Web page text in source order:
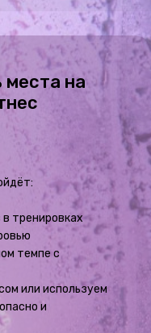
места на
в тренировках
темпе с
или используем
и